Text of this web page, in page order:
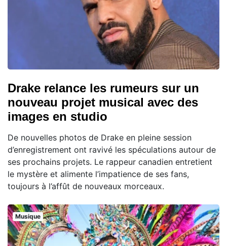
Drake relance les rumeurs sur un
nouveau projet musical avec des
images en studio
De nouvelles photos de Drake en pleine session
d’enregistrement ont ravivé les spéculations autour de
ses prochains projets. Le rappeur canadien entretient
le mystère et alimente l’impatience de ses fans,
toujours à l’affût de nouveaux morceaux.
Musique